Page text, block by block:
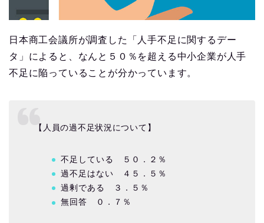
日本商工会議所が調査した「人手不足に関するデー
タ」によると、なんと５０％を超える中小企業が人手
不足に陥っていることが分かっています。
【人員の過不足状況について】
不足している ５０．２％
過不足はない ４５．５％
過剰である ３．５％
無回答 ０．７％